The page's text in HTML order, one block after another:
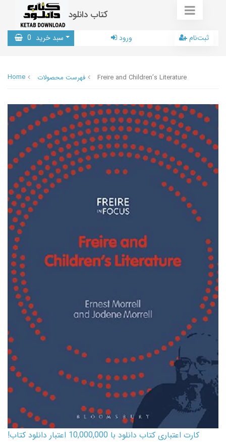
کتاب دانلود
سبد خرید 0 ورود ثبت‌نام
Home فهرست محصولات Freire and Children’s Literature
کارت اعتباری کتاب دانلود با 10,000,000 اعتبار دانلود کتاب!